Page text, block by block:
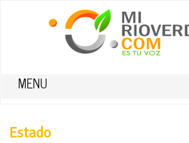
MENU
Estado